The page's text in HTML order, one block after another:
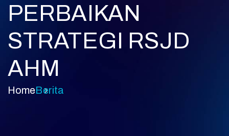
PERBAIKAN
STRATEGI RSJD
AHM
HomeBerita